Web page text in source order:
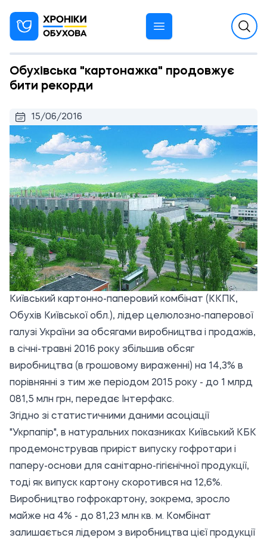
Обухівська "картонажка" продовжує
бити рекорди
15/06/2016
Київський картонно-паперовий комбінат (ККПК,
Обухів Київської обл.), лідер целюлозно-паперової
галузі України за обсягами виробництва і продажів,
в січні-травні 2016 року збільшив обсяг
виробництва (в грошовому вираженні) на 14,3% в
порівнянні з тим же періодом 2015 року - до 1 млрд
081,5 млн грн, передає Інтерфакс.
Згідно зі статистичними даними асоціації
"Укрпапір", в натуральних показниках Київський КБК
продемонстрував приріст випуску гофротари і
паперу-основи для санітарно-гігієнічної продукції,
тоді як випуск картону скоротився на 12,6%.
Виробництво гофрокартону, зокрема, зросло
майже на 4% - до 81,23 млн кв. м. Комбінат
залишається лідером з виробництва цієї продукції